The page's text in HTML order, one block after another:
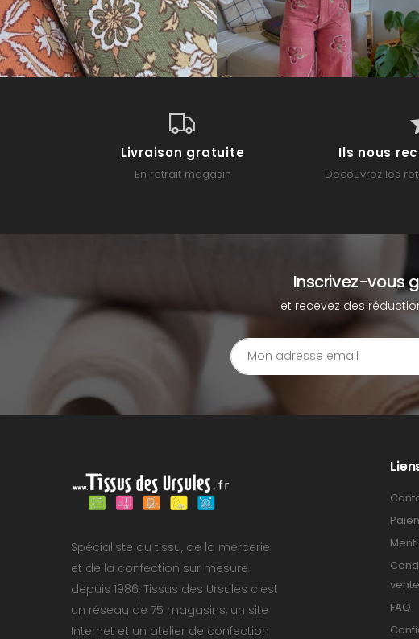
Livraison gratuite
En retrait magasin
Ils nous
Découvrez les
Inscrivez-vous
et recevez des
Spécialiste du tissu, de la mercerie
et de la confection sur mesure
depuis 1986, Tissus des Ursules c'est
un réseau de 75 magasins, un site
Internet et un atelier de confection
FAQ